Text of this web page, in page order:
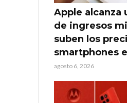
Apple alcanza
de ingresos
suben los
smartphones
agosto 6, 2026